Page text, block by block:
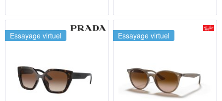
Essayage virtuel Essayage virtuel